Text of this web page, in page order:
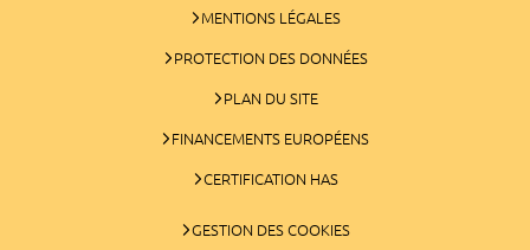
MENTIONS LÉGALES
PROTECTION DES DONNÉES
PLAN DU SITE
FINANCEMENTS EUROPÉENS
CERTIFICATION HAS
GESTION DES COOKIES